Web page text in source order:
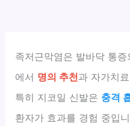
족저근막염은 발바닥 통
에서 명의 추천과 자가치
특히 지코일 신발은 충격
환자가 효과를 경험 중입